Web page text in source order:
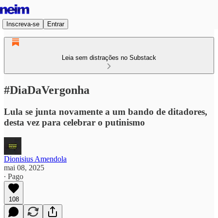
Inscreva-se Entrar
Leia sem distrações no Substack
#DiaDaVergonha
Lula se junta novamente a um bando de ditadores,
desta vez para celebrar o putinismo
Dionisius Amendola
mai 08, 2025
∙ Pago
108